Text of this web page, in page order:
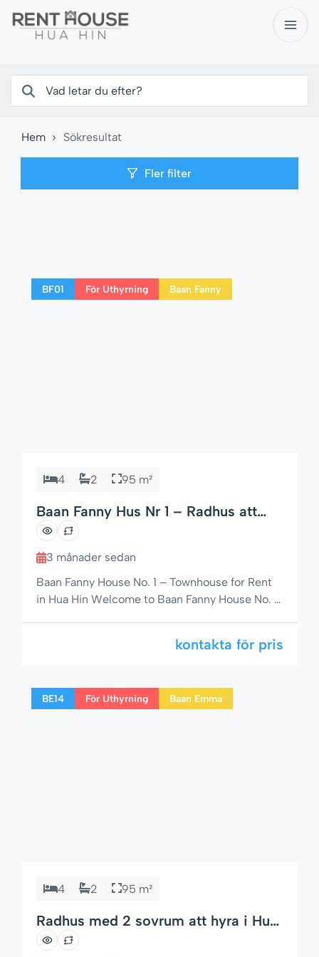
Hem Sökresultat
Fler filter
BF01 För Uthyrning Baan Fanny
4 2 95 m²
Baan Fanny Hus Nr 1 – Radhus att
hyra i Hua Hin Soi 94
3 månader sedan
Baan Fanny House No. 1 – Townhouse for Rent
in Hua Hin Welcome to Baan Fanny House No. 1,
Fanny residential area on Soi 94.This property
term rentals, offering a relaxed lifestyle close
[…]
kontakta för pris
BE14 För Uthyrning Baan Emma
4 2 95 m²
Radhus med 2 sovrum att hyra i Hua
Hin Soi 94